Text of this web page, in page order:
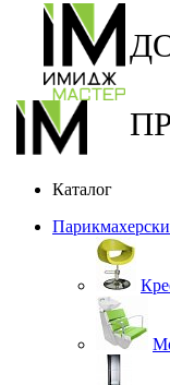
Каталог